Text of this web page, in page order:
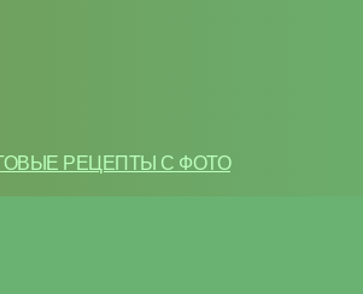
РЕЦЕПТЫ С ФОТО